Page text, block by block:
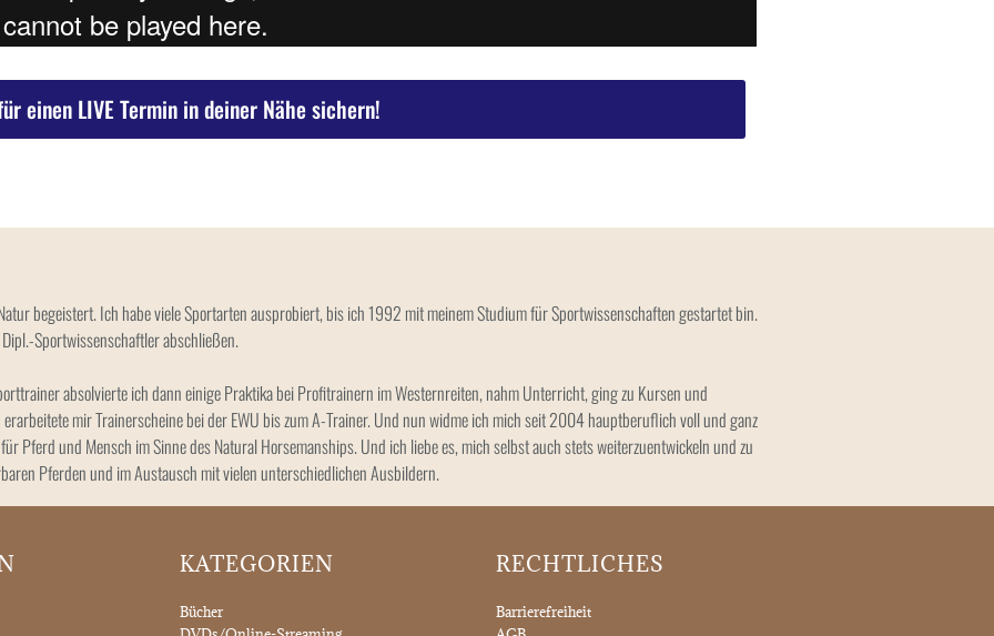
einen LIVE Termin in deiner Nähe sichern!
begeistert. Ich habe viele Sportarten ausprobiert, bis ich 1992 mit meinem Studium für Sportwissenschaften gestartet bin.
Sportwissenschaftler abschließen.
absolvierte ich dann einige Praktika bei Profitrainern im Westernreiten, nahm Unterricht, ging zu Kursen und
mir Trainerscheine bei der EWU bis zum A-Trainer. Und nun widme ich mich seit 2004 hauptberuflich voll und ganz
Pferd und Mensch im Sinne des Natural Horsemanships. Und ich liebe es, mich selbst auch stets weiterzuentwickeln und zu
Pferden und im Austausch mit vielen unterschiedlichen Ausbildern.
KATEGORIEN
Bücher
RECHTLICHES
Barrierefreiheit